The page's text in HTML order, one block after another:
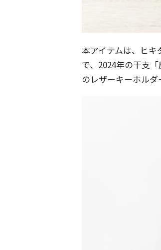
本アイテムは、ヒキ
で、2024年の干支
のレザーキーホルダ